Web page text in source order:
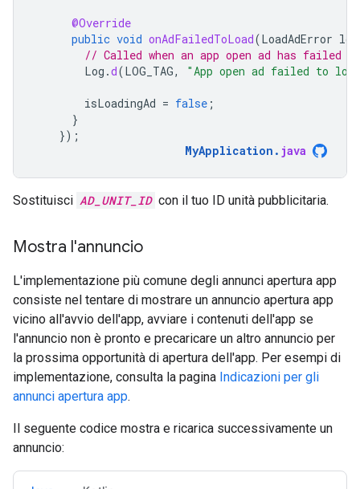
@Override
public void onAdFailedToLoad(LoadAdError
// Called when an app open ad has failed
Log .d(LOG_TAG, "App open ad failed to
isLoadingAd = false ;
}
});
MyApplication . java
Sostituisci AD_UNIT_ID con il tuo ID unità pubblicitaria.
Mostra l'annuncio
L'implementazione più comune degli annunci apertura app
consiste nel tentare di mostrare un annuncio apertura app
vicino all'avvio dell'app, avviare i contenuti dell'app se
l'annuncio non è pronto e precaricare un altro annuncio per
la prossima opportunità di apertura dell'app. Per esempi di
implementazione, consulta la pagina Indicazioni per gli
annunci apertura app.
Il seguente codice mostra e ricarica successivamente un
annuncio: